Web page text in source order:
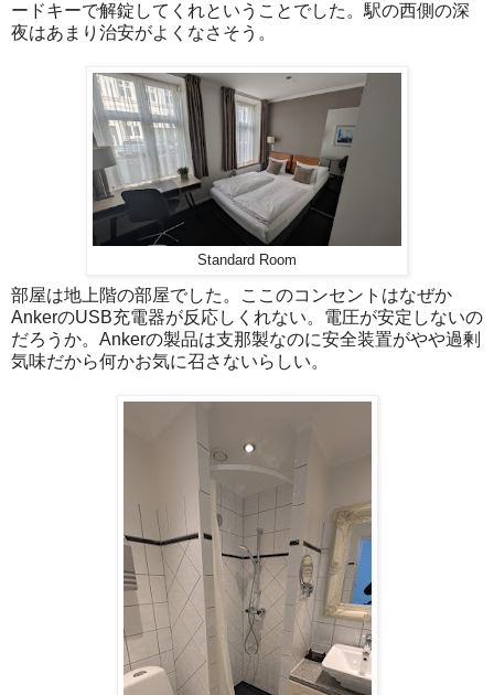
ードキーで解錠してくれということでした。駅の西側の深
夜はあまり治安がよくなさそう。
Standard Room
部屋は地上階の部屋でした。ここのコンセントはなぜか
AnkerのUSB充電器が反応しくれない。電圧が安定しないの
だろうか。Ankerの製品は支那製なのに安全装置がやや過剰
気味だから何かお気に召さないらしい。